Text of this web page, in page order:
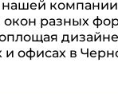
окон разных
и офисах в